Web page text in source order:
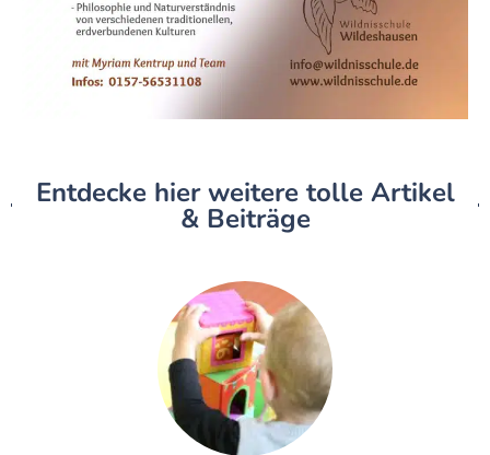
Entdecke hier weitere tolle Artikel
& Beiträge